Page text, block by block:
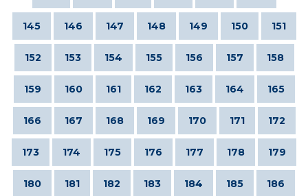
145 146 147 148 149 150 151
152 153 154 155 156 157 158
159 160 161 162 163 164 165
166 167 168 169 170 171 172
173 174 175 176 177 178 179
180 181 182 183 184 185 186